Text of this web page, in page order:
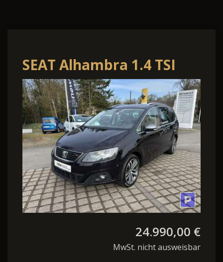
SEAT Alhambra 1.4 TSI
FR-Line S&S
24.990,00 €
MwSt. nicht ausweisbar